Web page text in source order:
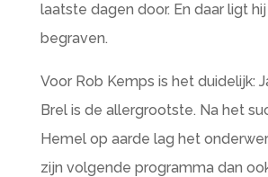
laatste dagen door. En daar ligt
begraven.
Voor Rob Kemps is het duidelijk:
Brel is de allergrootste. Na het
Hemel op aarde lag het
zijn volgende programma dan